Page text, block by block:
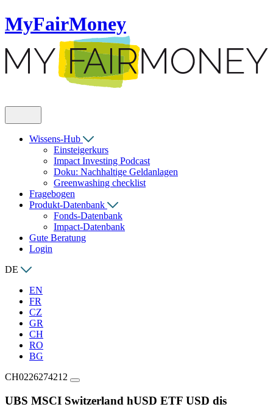
MyFairMoney
Wissens-Hub
Einsteigerkurs
Impact Investing Podcast
Doku: Nachhaltige Geldanlagen
Greenwashing checklist
Fragebogen
Produkt-Datenbank
Fonds-Datenbank
Impact-Datenbank
Gute Beratung
Login
DE
EN
FR
CZ
GR
CH
RO
BG
CH0226274212
UBS MSCI Switzerland hUSD ETF USD dis